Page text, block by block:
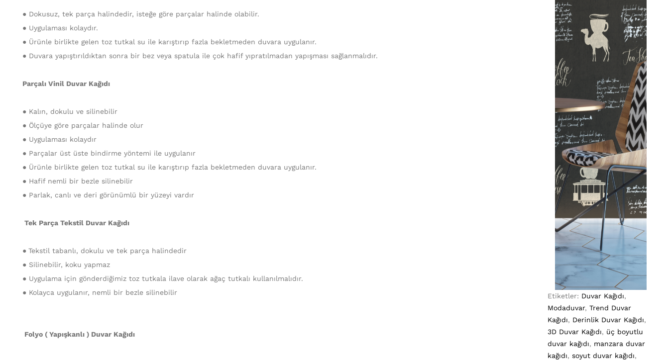
● Dokusuz, tek parça halindedir, isteğe göre parçalar halinde olabilir.
● Uygulaması kolaydır.
● Ürünle birlikte gelen toz tutkal su ile karıştırıp fazla bekletmeden duvara uygulanır.
● Duvara yapıştırıldıktan sonra bir bez veya spatula ile çok hafif yıpratılmadan yapışması sağlanmalıdır.
Parçalı Vinil Duvar Kağıdı
● Kalın, dokulu ve silinebilir
● Ölçüye göre parçalar halinde olur
● Uygulaması kolaydır
● Parçalar üst üste bindirme yöntemi ile uygulanır
● Ürünle birlikte gelen toz tutkal su ile karıştırıp fazla bekletmeden duvara uygulanır.
● Hafif nemli bir bezle silinebilir
● Parlak, canlı ve deri görünümlü bir yüzeyi vardır
Tek Parça Tekstil Duvar Kağıdı
● Tekstil tabanlı, dokulu ve tek parça halindedir
● Silinebilir, koku yapmaz
● Uygulama için gönderdiğimiz toz tutkala ilave olarak ağaç tutkalı kullanılmalıdır.
● Kolayca uygulanır, nemli bir bezle silinebilir
Folyo ( Yapışkanlı ) Duvar Kağıdı
Etiketler: Duvar Kağıdı,
Modaduvar, Trend Duvar
Kağıdı, Derinlik Duvar Kağıdı,
3D Duvar Kağıdı, üç boyutlu
duvar kağıdı, manzara duvar
kağıdı, soyut duvar kağıdı,